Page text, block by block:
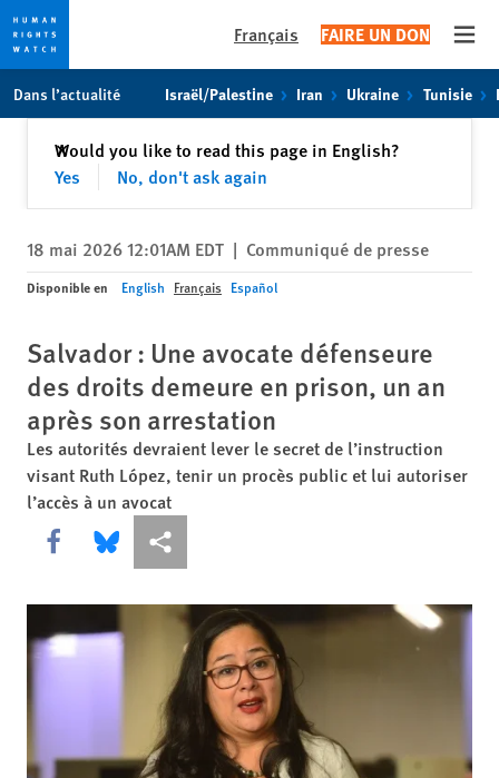
toto
content
Français FAIRE UN DON
Dans l’actualité Israël/Palestine Iran Ukraine Tunisie
Would you like to read this page in English?
Yes
No, don't ask again
✕Fermer
18 mai 2026 12:01AM EDT | Communiqué de presse
Disponible en English Français Español
Salvador : Une avocate défenseure
des droits demeure en prison, un an
après son arrestation
Les autorités devraient lever le secret de l’instruction
visant Ruth López, tenir un procès public et lui autoriser
l’accès à un avocat
Share this via Facebook
Share this via Bluesky
Share this via Partagez